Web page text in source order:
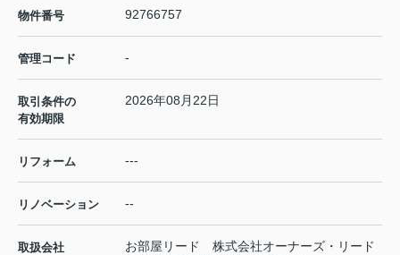
物件番号 92766757
管理コード -
取引条件の
有効期限
2026年08月22日
リフォーム ---
リノベーション --
取扱会社
お部屋リード 株式会社オーナーズ・リード